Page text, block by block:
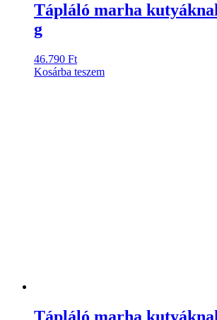
Tápláló marha
g
46.790 Ft
Kosárba teszem